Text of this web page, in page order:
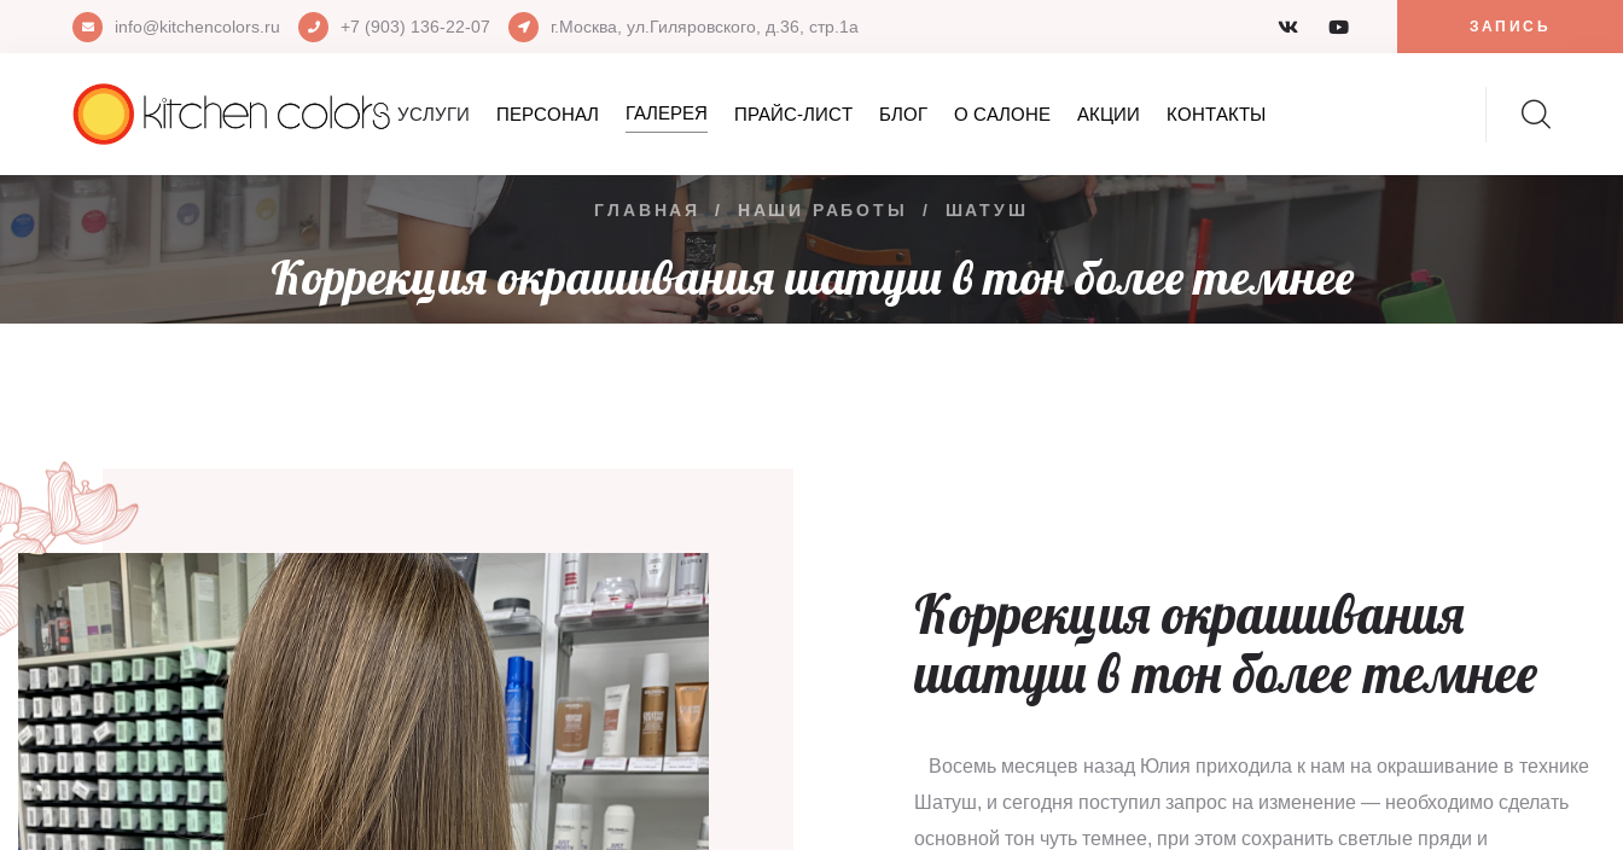
info@kitchencolors.ru +7 (903) 136-22-07 г.Москва, ул.Гиляровского, д.36, стр.1а ЗАПИСЬ
УСЛУГИ ПЕРСОНАЛ ГАЛЕРЕЯ ПРАЙС-ЛИСТ БЛОГ О САЛОНЕ АКЦИИ КОНТАКТЫ
ГЛАВНАЯ / НАШИ РАБОТЫ / ШАТУШ
Коррекция окрашивания шатуш в тон более темнее
Коррекция окрашивания
шатуш в тон более темнее
Восемь месяцев назад Юлия приходила к нам на окрашивание в технике
Шатуш, и сегодня поступил запрос на изменение — необходимо сделать
основной тон чуть темнее, при этом сохранить светлые пряди и